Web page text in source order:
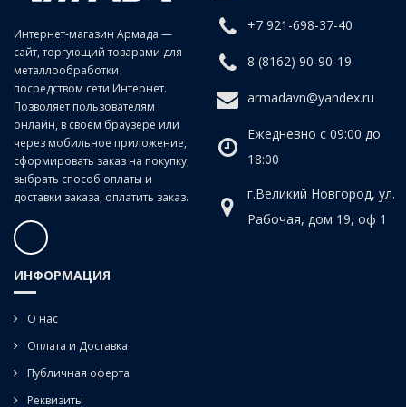
Интернет-магазин Армада —
сайт, торгующий товарами для
металлообработки
посредством сети Интернет.
Позволяет пользователям
онлайн, в своём браузере или
через мобильное приложение,
сформировать заказ на покупку,
выбрать способ оплаты и
доставки заказа, оплатить заказ.
+7 921-698-37-40
8 (8162) 90-90-19
armadavn@yandex.ru
Ежедневно с 09:00 до
18:00
г.Великий Новгород, ул.
Рабочая, дом 19, оф 1
ИНФОРМАЦИЯ
О нас
Оплата и Доставка
Публичная оферта
Реквизиты